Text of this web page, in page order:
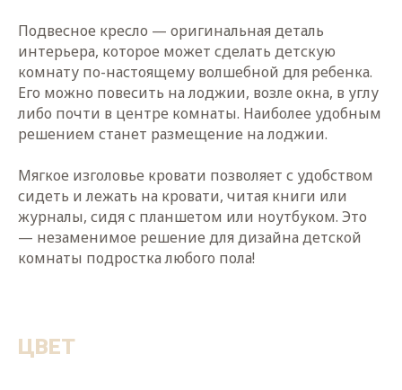
Подвесное кресло — оригинальная деталь
интерьера, которое может сделать детскую
комнату по-настоящему волшебной для ребенка.
Его можно повесить на лоджии, возле окна, в углу
либо почти в центре комнаты. Наиболее удобным
решением станет размещение на лоджии.
Мягкое изголовье кровати позволяет с удобством
сидеть и лежать на кровати, читая книги или
журналы, сидя с планшетом или ноутбуком. Это
— незаменимое решение для дизайна детской
комнаты подростка любого пола!
ЦВЕТ
проекте. Поможет построить
концепцию интерьера, составит план
работ и расскажет об особенностях
реализации элементов интерьера в
разных стилях.
ЗАПИСАТЬСЯ НА
ВСТРЕЧУ
Получите бесплатную консультацию
до 1,5 часов (по желанию клиента).